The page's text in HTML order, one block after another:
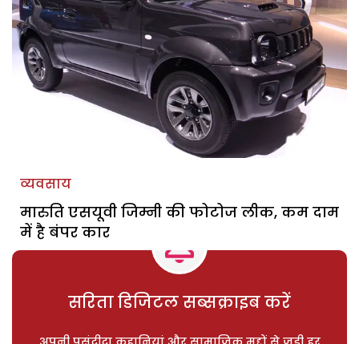
व्यवसाय
मारुति एसयूवी जिम्नी की फोटोज लीक, कम दाम
में है बंपर कार
सरिता डिजिटल सब्सक्राइब करें